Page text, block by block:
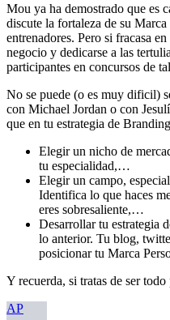
Mou ya ha demostrado que es
discute la fortaleza de su
entrenadores. Pero si fracasa
negocio y dedicarse a las
participantes en concursos de
No se puede (o es muy dificil)
con Michael Jordan o con
que en tu estrategia de
Elegir un nicho de
tu especialidad,…
Elegir un campo,
Identifica lo que haces
eres sobresaliente,…
Desarrollar tu estrategia
lo anterior. Tu blog,
posicionar tu Marca
Y recuerda, si tratas de ser
AP